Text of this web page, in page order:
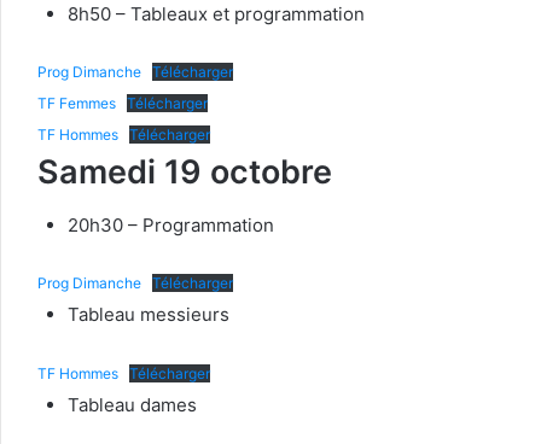
8h50 – Tableaux et programmation
Prog Dimanche Télécharger
TF Femmes Télécharger
TF Hommes Télécharger
Samedi 19 octobre
20h30 – Programmation
Prog Dimanche Télécharger
Tableau messieurs
TF Hommes Télécharger
Tableau dames